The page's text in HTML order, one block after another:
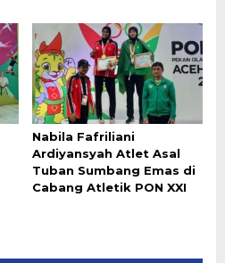
Nabila Fafriliani
Ardiyansyah Atlet Asal
Tuban Sumbang Emas di
Cabang Atletik PON XXI